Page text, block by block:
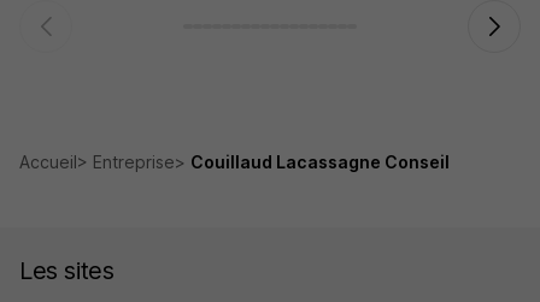
Accueil Entreprise Couillaud Lacassagne Conseil
Les sites